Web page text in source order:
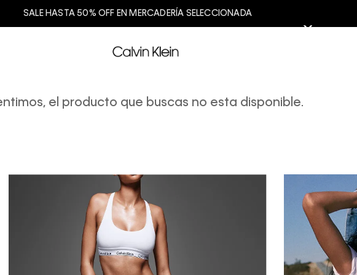
SALE HASTA 50% OFF EN MERCADERÍA SELECCIONADA
el producto que buscas no esta disponible.